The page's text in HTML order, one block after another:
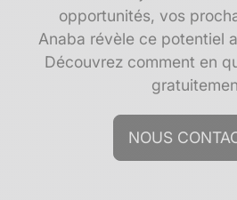
opportunités, vos
Anaba révèle ce potentiel
Découvrez comment en
NOUS